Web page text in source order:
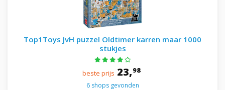
Top1Toys JvH puzzel Oldtimer karren maar 1000
stukjes
beste prijs 23,98
6 shops gevonden